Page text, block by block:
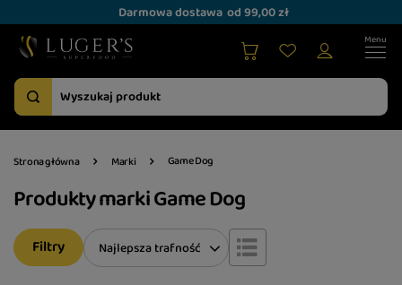
Darmowa dostawa od 99,00 zł
Strona główna Marki Game Dog
Produkty marki Game Dog
Zmień sortowanie
Najlepsza trafność
Filtry